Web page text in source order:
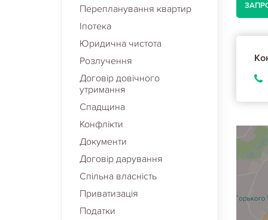
Перепланування квартир
Іпотека
Юридична чистота
Розлучення
Договір довічного
утримання
Спадщина
Конфлікти
Документи
Договір дарування
Спільна власність
Приватизація
Податки